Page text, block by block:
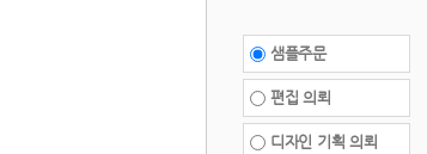
샘플주문
편집 의뢰
디자인 기획 의뢰